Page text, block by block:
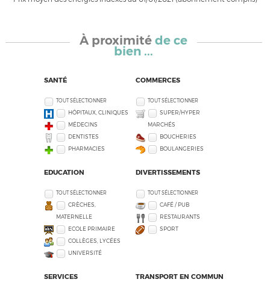
À proximitéde ce
bien ...
SANTÉ
TOUT SÉLECTIONNER
HÔPITAUX, CLINIQUES
MÉDECINS
DENTISTES
PHARMACIES
COMMERCES
TOUT SÉLECTIONNER
SUPER/HYPER
MARCHÉS
BOUCHERIES
BOULANGERIES
EDUCATION
TOUT SÉLECTIONNER
CRÈCHES,
MATERNELLE
ECOLE PRIMAIRE
COLLÈGES, LYCÉES
UNIVERSITÉ
DIVERTISSEMENTS
TOUT SÉLECTIONNER
CAFÉ / PUB
RESTAURANTS
SPORT
SERVICES TRANSPORT EN COMMUN